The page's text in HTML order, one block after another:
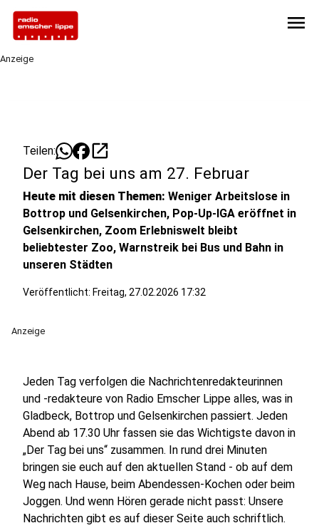
menu
Anzeige
Teilen: open_in_new
Der Tag bei uns am 27. Februar
Heute mit diesen Themen: Weniger Arbeitslose in
Bottrop und Gelsenkirchen, Pop-Up-IGA eröffnet in
Gelsenkirchen, Zoom Erlebniswelt bleibt
beliebtester Zoo, Warnstreik bei Bus und Bahn in
unseren Städten
Veröffentlicht: Freitag, 27.02.2026 17:32
Anzeige
Jeden Tag verfolgen die Nachrichtenredakteurinnen
und -redakteure von Radio Emscher Lippe alles, was in
Gladbeck, Bottrop und Gelsenkirchen passiert. Jeden
Abend ab 17.30 Uhr fassen sie das Wichtigste davon in
„Der Tag bei uns“ zusammen. In rund drei Minuten
bringen sie euch auf den aktuellen Stand - ob auf dem
Weg nach Hause, beim Abendessen-Kochen oder beim
Joggen. Und wenn Hören gerade nicht passt: Unsere
Nachrichten gibt es auf dieser Seite auch schriftlich.